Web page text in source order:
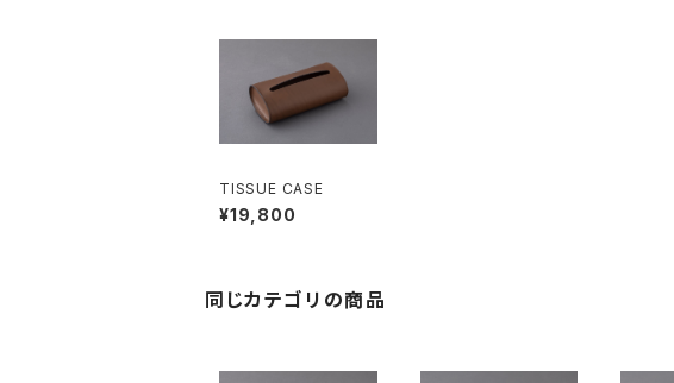
TISSUE CASE
¥19,800
同じカテゴリの商品